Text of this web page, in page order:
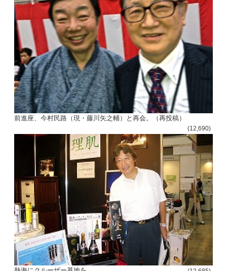
前進座、今村民路（現・藤川矢之輔）と再会。（再投稿）
(12,690)